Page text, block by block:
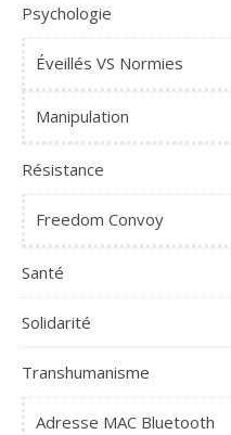
Psychologie
Éveillés VS Normies
Manipulation
Résistance
Freedom Convoy
Santé
Solidarité
Transhumanisme
Adresse MAC Bluetooth